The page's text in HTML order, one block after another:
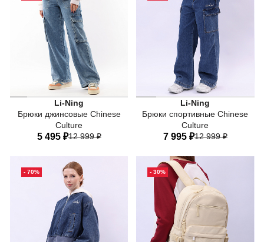
50
52
50
Li-Ning
Брюки джинсовые Chinese
Culture
Хлопок 57%, лиоцелл 43%
5 495 ₽12 999 ₽
42 46
52
Li-Ning
Брюки спортивные Chinese
Culture
7 995 ₽12 999 ₽
40 42 44
50
- 70% - 30%